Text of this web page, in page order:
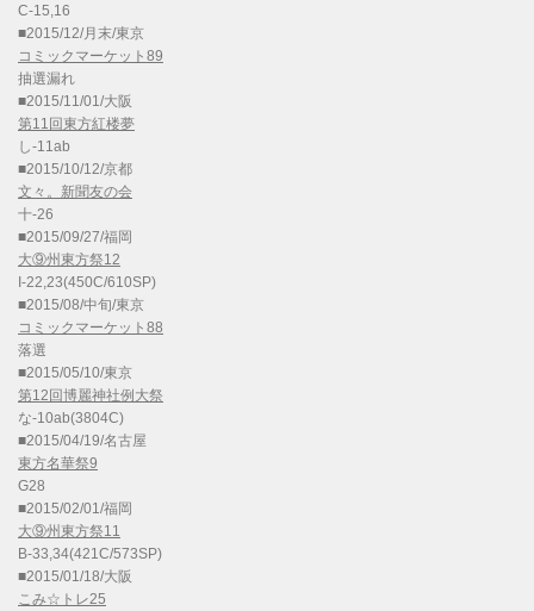
C-15,16
■2015/12/月末/東京
コミックマーケット89
抽選漏れ
■2015/11/01/大阪
第11回東方紅楼夢
し-11ab
■2015/10/12/京都
文々。新聞友の会
十-26
■2015/09/27/福岡
大⑨州東方祭12
I-22,23(450C/610SP)
■2015/08/中旬/東京
コミックマーケット88
落選
■2015/05/10/東京
第12回博麗神社例大祭
な-10ab(3804C)
■2015/04/19/名古屋
東方名華祭9
G28
■2015/02/01/福岡
大⑨州東方祭11
B-33,34(421C/573SP)
■2015/01/18/大阪
こみ☆トレ25